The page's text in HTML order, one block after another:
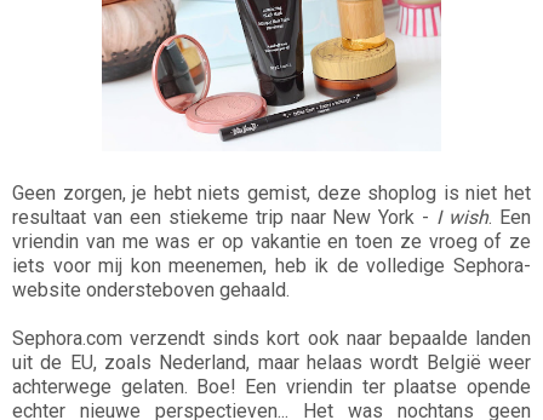
Geen zorgen, je hebt niets gemist, deze shoplog is niet het
resultaat van een stiekeme trip naar New York - I wish. Een
vriendin van me was er op vakantie en toen ze vroeg of ze
iets voor mij kon meenemen, heb ik de volledige Sephora-
website ondersteboven gehaald.
Sephora.com verzendt sinds kort ook naar bepaalde landen
uit de EU, zoals Nederland, maar helaas wordt België weer
achterwege gelaten. Boe! Een vriendin ter plaatse opende
echter nieuwe perspectieven... Het was nochtans geen